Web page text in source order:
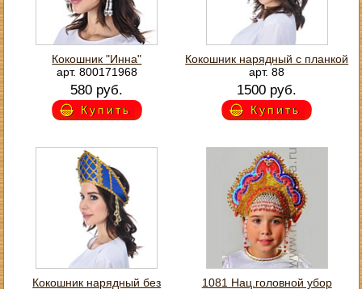
Кокошник "Инна"
арт. 800171968
580 руб.
Купить
Кокошник нарядный с планкой
арт. 88
1500 руб.
Купить
Кокошник нарядный без
1081 Нац.головной убор